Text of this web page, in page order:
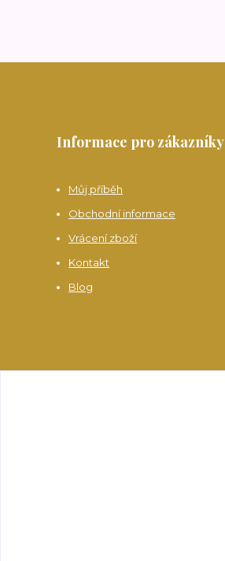
Informace pro zákazníky
Můj příběh
Obchodní informace
Vrácení zboží
Kontakt
Blog